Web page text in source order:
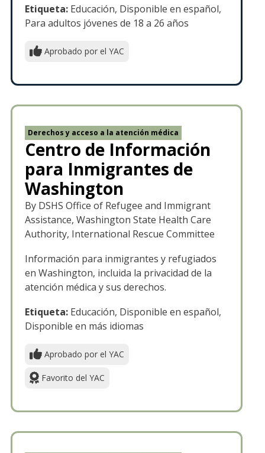
Etiqueta: Educación, Disponible en español,
Para adultos jóvenes de 18 a 26 años
Aprobado por el YAC
Derechos y acceso a la atención médica
Centro de Información
para Inmigrantes de
Washington
By DSHS Office of Refugee and Immigrant
Assistance, Washington State Health Care
Authority, International Rescue Committee
Información para inmigrantes y refugiados
en Washington, incluida la privacidad de la
atención médica y sus derechos.
Etiqueta: Educación, Disponible en español,
Disponible en más idiomas
Aprobado por el YAC
Favorito del YAC